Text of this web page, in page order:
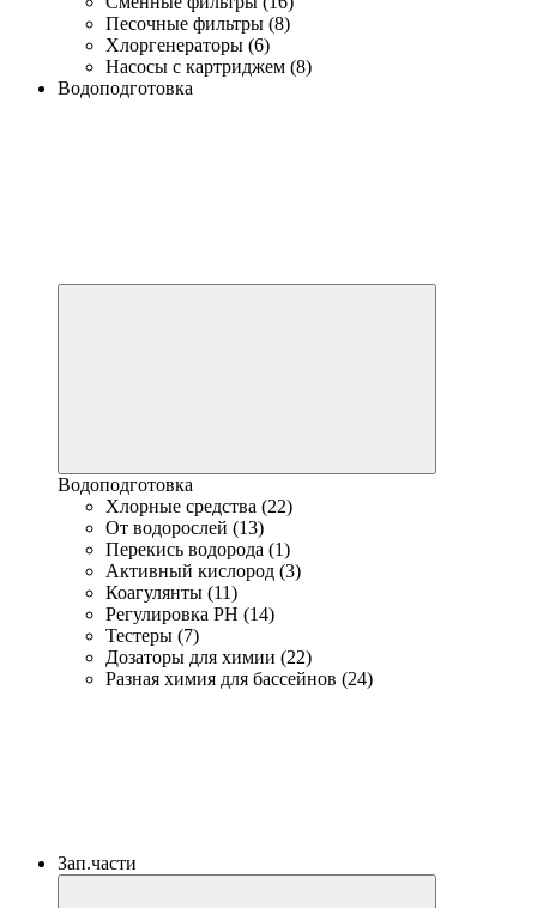
Песочные фильтры (8)
Хлоргенераторы (6)
Насосы с картриджем (8)
Водоподготовка
Водоподготовка
Хлорные средства (22)
От водорослей (13)
Перекись водорода (1)
Активный кислород (3)
Коагулянты (11)
Регулировка PH (14)
Тестеры (7)
Дозаторы для химии (22)
Разная химия для бассейнов (24)
Зап.части